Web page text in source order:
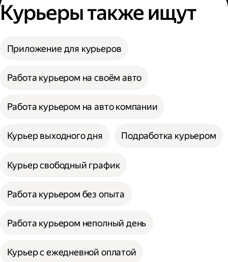
Курьеры также ищут
Приложение для курьеров
Работа курьером на своём авто
Работа курьером на авто компании
Курьер выходного дня Подработка курьером
Курьер свободный график
Работа курьером без опыта
Работа курьером неполный день
Курьер с ежедневной оплатой